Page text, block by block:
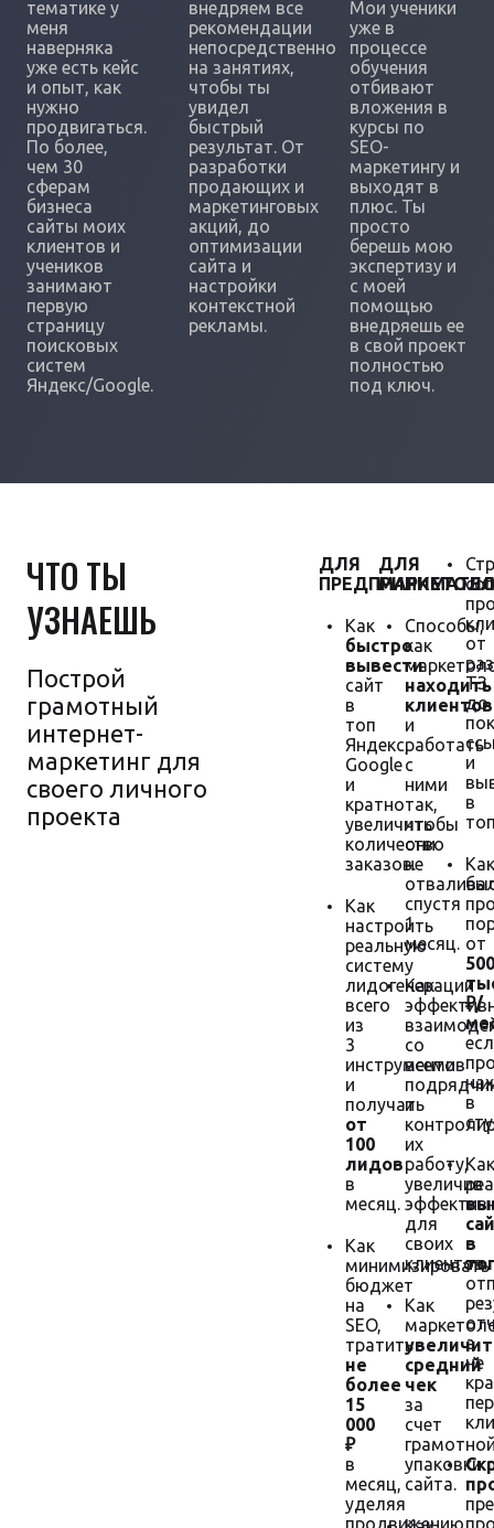
тематике у
меня
наверняка
уже есть кейс
и опыт, как
нужно
продвигаться.
По более,
чем 30
сферам
бизнеса
сайты моих
клиентов и
учеников
занимают
первую
страницу
поисковых
систем
Яндекс/Google.
внедряем все
рекомендации
непосредственно
на занятиях,
чтобы ты
увидел
быстрый
результат. От
разработки
продающих и
маркетинговых
акций, до
оптимизации
сайта и
настройки
контекстной
рекламы.
Мои ученики
уже в
процессе
обучения
отбивают
вложения в
курсы по
SEO-
маркетингу и
выходят в
плюс. Ты
просто
берешь мою
экспертизу и
с моей
помощью
внедряешь ее
в свой проект
полностью
под ключ.
ЧТО ТЫ
УЗНАЕШЬ
Построй
грамотный
интернет-
маркетинг для
своего личного
проекта
ДЛЯ
Как
быстро
вывести
сайт
в
топ
Яндекс,
Google
и
кратно
увеличить
количество
заказов.
Как
настроить
реальную
систему
лидогенерации
всего
из
3
инструментов
и
получать
от
100
лидов
в
месяц.
Как
минимизировать
бюджет
на
SEO,
тратить
не
более
15
000
₽
в
месяц,
уделяя
продвижению
ДЛЯ
Способы,
как
находить
клиентов
и
работать
с
ними
так,
чтобы
они
не
спустя
1
месяц.
Как
со
всеми
и
их
работу,
увеличив
для
своих
клиентов.
Как
средний
чек
за
счет
упаковки
сайта.
от
ТЗ
до
и
в
Как
от
500
₽/
в
Как
в
а
не